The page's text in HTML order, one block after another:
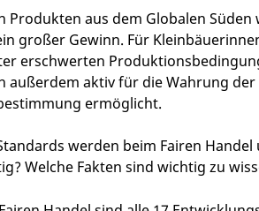
Produkten aus dem Globalen
großer Gewinn. Für
erschwerten
außerdem aktiv für die Wahrung
ermöglicht.
werden beim Fairen
Welche Fakten sind wichtig zu